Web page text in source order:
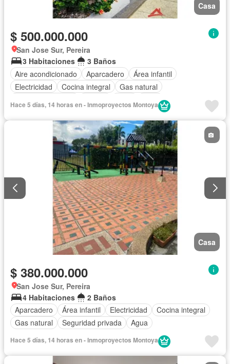
Casa
$ 500.000.000
San Jose Sur, Pereira
3 Habitaciones
3 Baños
Aire acondicionado
Aparcadero
Área infantil
Electricidad
Cocina integral
Gas natural
Hace 5 días, 14 horas en - Inmoproyectos Montoya
Casa
$ 380.000.000
San Jose Sur, Pereira
4 Habitaciones
2 Baños
Aparcadero
Área infantil Electricidad
Cocina integral
Gas natural
Seguridad privada Agua
Hace 5 días, 14 horas en - Inmoproyectos Montoya